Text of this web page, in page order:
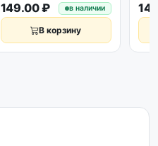
149.00 ₽ в наличии
В корзину